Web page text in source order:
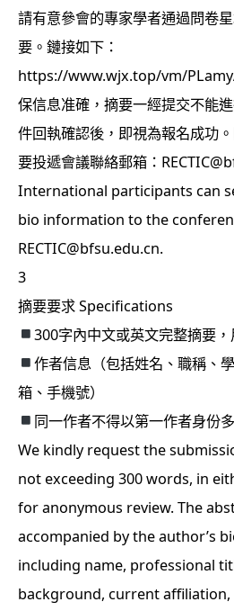
請有意參會的專家學者通過問卷
要。鏈接如下：
https://www.wjx.top/vm/
保信息准確，摘要一經提交不能
件回執確認後，即視為報名成功
要投遞會議聯絡郵箱：
International participants can
bio information to the
RECTIC@bfsu.edu.cn.
3
摘要要求 Specifications
300字內中文或英文完整摘要
作者信息（包括姓名、職稱、
箱、手機號）
同一作者不得以第一作者身份
We kindly request the
not exceeding 300 words, in
for anonymous review. The
accompanied by the author’s
including name, professional
background, current affiliation,